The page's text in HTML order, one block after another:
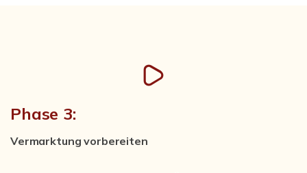
Phase 3:
Vermarktung vorbereiten